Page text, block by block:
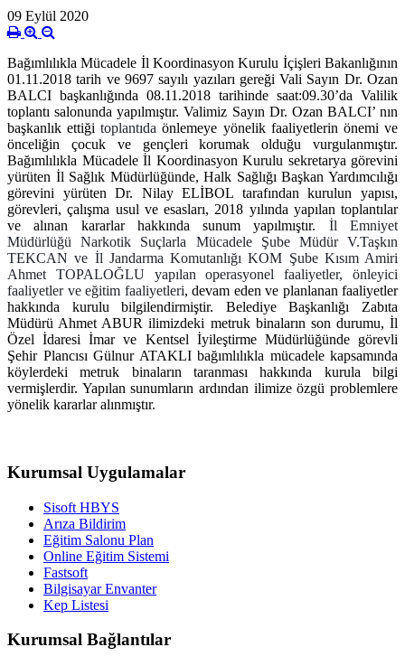
09 Eylül 2020
Bağımlılıkla Mücadele İl Koordinasyon Kurulu İçişleri Bakanlığının
01.11.2018 tarih ve 9697 sayılı yazıları gereği Vali Sayın Dr. Ozan
BALCI başkanlığında 08.11.2018 tarihinde saat:09.30’da Valilik
toplantı salonunda yapılmıştır. Valimiz Sayın Dr. Ozan BALCI’ nın
başkanlık ettiğitoplantıdaönlemeye yönelik faaliyetlerin önemi ve
önceliğin çocuk ve gençleri korumak olduğu vurgulanmıştır.
Bağımlılıkla Mücadele İl Koordinasyon Kurulu sekretarya görevini
yürüten İl Sağlık Müdürlüğünde, Halk Sağlığı Başkan Yardımcılığı
görevini yürüten Dr. Nilay ELİBOL tarafından kurulun yapısı,
görevleri, çalışma usul ve esasları, 2018 yılında yapılan toplantılar
ve alınan kararlar hakkında sunum yapılmıştır. İl Emniyet
MüdürlüğüNarkotik Suçlarla Mücadele Şube Müdür V.Taşkın
TEKCAN ve İl Jandarma Komutanlığı KOM Şube Kısım Amiri
Ahmet TOPALOĞLU yapılan operasyonel faaliyetler, önleyici
faaliyetler ve eğitim faaliyetleri, devam eden ve planlanan faaliyetler
hakkında kurulu bilgilendirmiştir. Belediye Başkanlığı Zabıta
Müdürü Ahmet ABUR ilimizdeki metruk binaların son durumu, İl
Özelİdaresi İmar ve Kentsel İyileştirme Müdürlüğünde görevli
Şehir Plancısı Gülnur ATAKLI bağımlılıkla mücadele kapsamında
köylerdeki metruk binaların taranması hakkında kurula bilgi
vermişlerdir. Yapılan sunumların ardından ilimize özgü problemlere
yönelik kararlar alınmıştır.
Kurumsal Uygulamalar
Sisoft HBYS
Arıza Bildirim
Eğitim Salonu Plan
Online Eğitim Sistemi
Fastsoft
Bilgisayar Envanter
Kep Listesi
Kurumsal Bağlantılar